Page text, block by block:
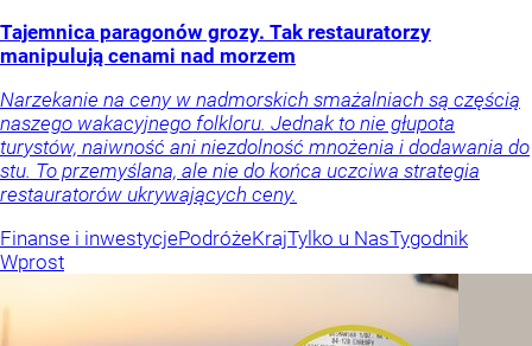
Tajemnica paragonów grozy. Tak restauratorzy
manipulują cenami nad morzem
Narzekanie na ceny w nadmorskich smażalniach są częścią
naszego wakacyjnego folkloru. Jednak to nie głupota
turystów, naiwność ani niezdolność mnożenia i dodawania do
stu. To przemyślana, ale nie do końca uczciwa strategia
restauratorów ukrywających ceny.
Finanse i inwestycjePodróżeKrajTylko u NasTygodnik
Wprost